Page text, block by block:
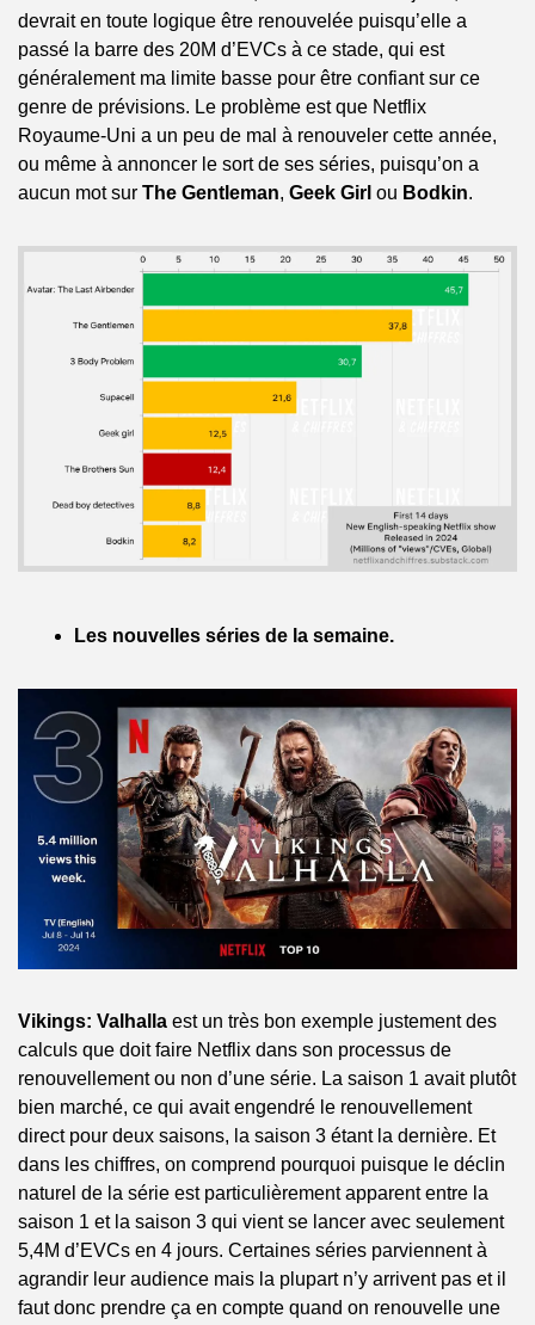
devrait en toute logique être renouvelée puisqu’elle a
passé la barre des 20M d’EVCs à ce stade, qui est
généralement ma limite basse pour être confiant sur ce
genre de prévisions. Le problème est que Netflix
Royaume-Uni a un peu de mal à renouveler cette année,
ou même à annoncer le sort de ses séries, puisqu’on a
aucun mot sur The Gentleman, Geek Girl ou Bodkin.
Les nouvelles séries de la semaine.
Vikings: Valhalla est un très bon exemple justement des
calculs que doit faire Netflix dans son processus de
renouvellement ou non d’une série. La saison 1 avait plutôt
bien marché, ce qui avait engendré le renouvellement
direct pour deux saisons, la saison 3 étant la dernière. Et
dans les chiffres, on comprend pourquoi puisque le déclin
naturel de la série est particulièrement apparent entre la
saison 1 et la saison 3 qui vient se lancer avec seulement
5,4M d’EVCs en 4 jours. Certaines séries parviennent à
agrandir leur audience mais la plupart n’y arrivent pas et il
faut donc prendre ça en compte quand on renouvelle une